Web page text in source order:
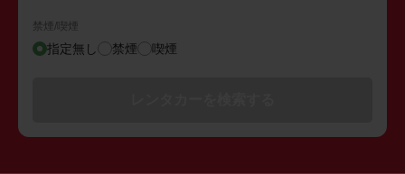
禁煙/喫煙
指定無し 禁煙 喫煙